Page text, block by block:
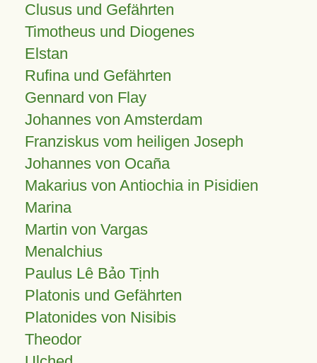
Clusus und Gefährten
Timotheus und Diogenes
Elstan
Rufina und Gefährten
Gennard von Flay
Johannes von Amsterdam
Franziskus vom heiligen Joseph
Johannes von Ocaña
Makarius von Antiochia in Pisidien
Marina
Martin von Vargas
Menalchius
Paulus Lê Bảo Tịnh
Platonis und Gefährten
Platonides von Nisibis
Theodor